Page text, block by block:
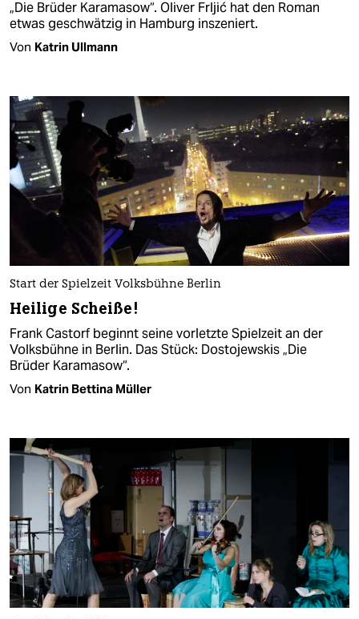
„Die Brüder Karamasow“. Oliver Frljić hat den Roman
etwas geschwätzig in Hamburg inszeniert.
Von Katrin Ullmann
Start der Spielzeit Volksbühne Berlin
Heilige Scheiße!
Frank Castorf beginnt seine vorletzte Spielzeit an der
Volksbühne in Berlin. Das Stück: Dostojewskis „Die
Brüder Karamasow“.
Von Katrin Bettina Müller